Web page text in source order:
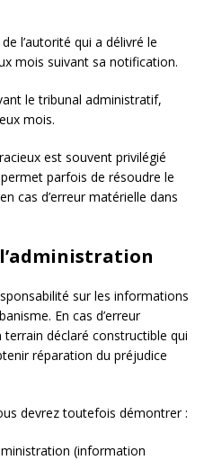
l’autorité qui a délivré le
mois suivant sa notification.
le tribunal administratif,
mois.
est souvent privilégié
parfois de résoudre le
cas d’erreur matérielle dans
sur les informations
En cas d’erreur
déclaré constructible qui
réparation du préjudice
devrez toutefois démontrer :
(information